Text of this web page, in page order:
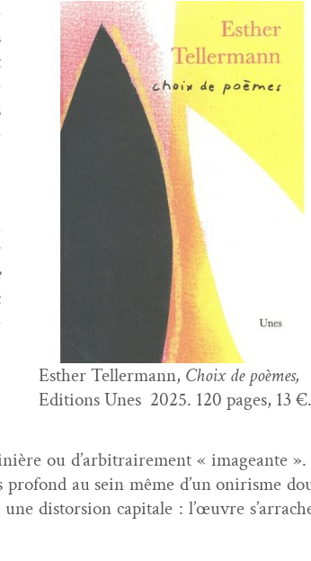
Esther Teller­mann, Choix de poèmes,
Edi­tions Unes 2025. 120 pages, 13 €.
ou d’arbitrairement « imageante
au sein même d’un onirisme
dis­tor­sion cap­i­tale : l’œu­vre